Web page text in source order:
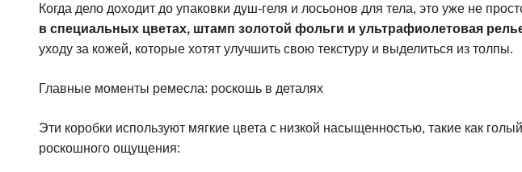
Когда дело доходит до упаковки душ-геля и лосьонов для тела, это уже не
в специальных цветах, штамп золотой фольги и ультрафиолетовая
уходу за кожей, которые хотят улучшить свою текстуру и выделиться из толпы.
Главные моменты ремесла: роскошь в деталях
Эти коробки используют мягкие цвета с низкой насыщенностью, такие как
роскошного ощущения: